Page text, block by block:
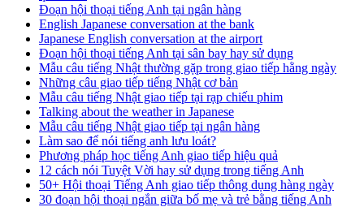
Đoạn hội thoại tiếng Anh tại ngân hàng
English Japanese conversation at the bank
Japanese English conversation at the airport
Đoạn hội thoại tiếng Anh tại sân bay hay sử dụng
Mẫu câu tiếng Nhật thường gặp trong giao tiếp hằng ngày
Những câu giao tiếp tiếng Nhật cơ bản
Mẫu câu tiếng Nhật giao tiếp tại rạp chiếu phim
Talking about the weather in Japanese
Mẫu câu tiếng Nhật giao tiếp tại ngân hàng
Làm sao để nói tiếng anh lưu loát?
Phương pháp học tiếng Anh giao tiếp hiệu quả
12 cách nói Tuyệt Vời hay sử dụng trong tiếng Anh
50+ Hội thoại Tiếng Anh giao tiếp thông dụng hàng ngày
30 đoạn hội thoại ngắn giữa bố mẹ và trẻ bằng tiếng Anh